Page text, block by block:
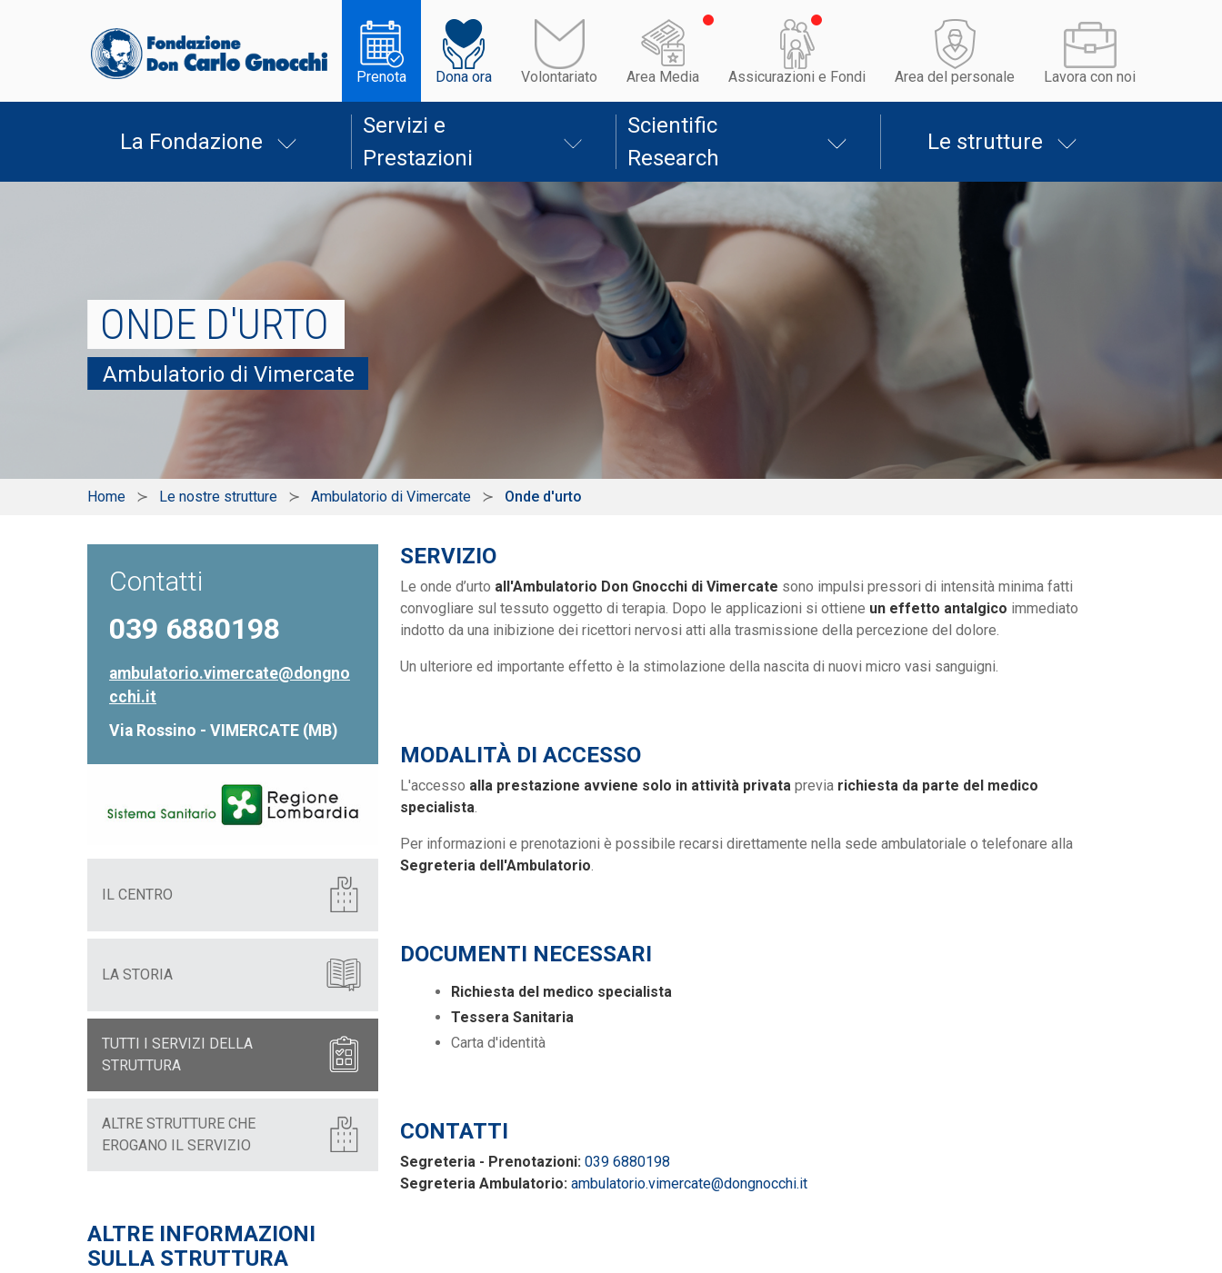
Prenota Dona ora Volontariato Area Media Assicurazioni e Fondi Area del personale Lavora con noi
La Fondazione
Servizi e
Prestazioni
Scientific
Research
Le strutture
ONDE D'URTO
Ambulatorio di Vimercate
Home Le nostre strutture Ambulatorio di Vimercate Onde d'urto
Contatti
039 6880198
ambulatorio.vimercate@dongno
cchi.it
Via Rossino - VIMERCATE (MB)
IL CENTRO
LA STORIA
TUTTI I SERVIZI DELLA
STRUTTURA
ALTRE STRUTTURE CHE
EROGANO IL SERVIZIO
ALTRE INFORMAZIONI
SULLA STRUTTURA
SERVIZIO
Le onde d’urto all'Ambulatorio Don Gnocchi di Vimercate sono impulsi pressori di intensità minima fatti
convogliare sul tessuto oggetto di terapia. Dopo le applicazioni si ottiene un effetto antalgico immediato
indotto da una inibizione dei ricettori nervosi atti alla trasmissione della percezione del dolore.
Un ulteriore ed importante effetto è la stimolazione della nascita di nuovi micro vasi sanguigni.
MODALITÀ DI ACCESSO
L'accesso alla prestazione avviene solo in attività privata previa richiesta da parte del medico
specialista.
Per informazioni e prenotazioni è possibile recarsi direttamente nella sede ambulatoriale o telefonare alla
Segreteria dell'Ambulatorio.
DOCUMENTI NECESSARI
Richiesta del medico specialista
Tessera Sanitaria
Carta d'identità
CONTATTI
Segreteria - Prenotazioni: 039 6880198
Segreteria Ambulatorio: ambulatorio.vimercate@dongnocchi.it